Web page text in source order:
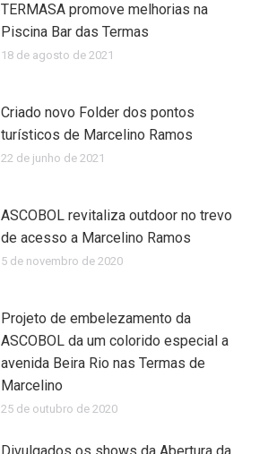
TERMASA promove melhorias na
Piscina Bar das Termas
18 de agosto de 2021
Criado novo Folder dos pontos
turísticos de Marcelino Ramos
22 de junho de 2021
ASCOBOL revitaliza outdoor no trevo
de acesso a Marcelino Ramos
5 de novembro de 2020
Projeto de embelezamento da
ASCOBOL da um colorido especial a
avenida Beira Rio nas Termas de
Marcelino
25 de outubro de 2020